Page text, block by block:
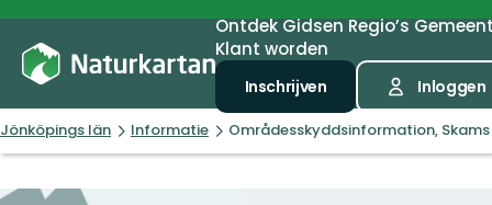
OntdekGidsenRegio’s
Klant worden
Inschrijven Inloggen
Jönköpings län Informatie Områdesskyddsinformation,